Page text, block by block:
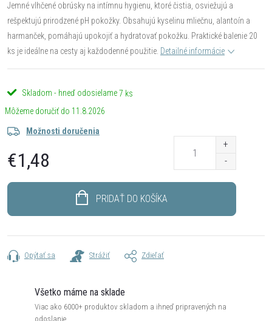
Jemné vlhčené obrúsky na intímnu hygienu, ktoré čistia, osviežujú a
rešpektujú prirodzené pH pokožky. Obsahujú kyselinu mliečnu, alantoín a
harmanček, pomáhajú upokojiť a hydratovať pokožku. Praktické balenie 20
ks je ideálne na cesty aj každodenné použitie. Detailné informácie
Skladom - hneď odosielame7 ks
11.8.2026
Možnosti doručenia
€1,48
PRIDAŤ DO KOŠÍKA
Opýtať sa Strážiť Zdieľať
Všetko máme na sklade
Viac ako 6000+ produktov skladom a ihneď pripravených na
odoslanie